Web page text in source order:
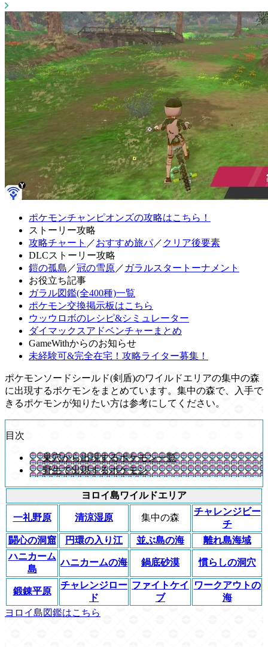
ポケモンチャンピオンズの攻略はこちら！
ストーリー攻略
攻略チャート ／おすすめ旅パ／ クリア後要素
DLCストーリー攻略
鎧の孤島 ／冠の雪原／ ガラルスタートーナメント
お役立ち記事
ガラル図鑑(全400種)一覧
ポケモン交換掲示板はこちら
ウッウロボのレシピ&シミュレーター
ダイマックスアドベンチャーまとめ
GameWithからのお知らせ
未経験可&完全在宅！攻略ライター募集！
ポケモンソードシールド(剣盾)のワイルドエリアの集中の森
に出現するポケモンをまとめています。集中の森で、入手で
きるポケモンが知りたい方は参考にしてください。
目次
巣穴から出現するポケモン一覧
野生で出現するポケモン
ヨロイ島ワイルドエリア
一礼野原 清涼湿原 集中の森
チャレンジビー
チ
闘心の洞窟
円環の入り江 並ぶ島の海
離れ島海域
ハニカーム
島
ハニカームの海 鍋底砂漠 慣らしの洞穴
鍛錬平原
チャレンジロー
ド
ファイトケイ
ブ
ワークアウトの
海
ヨロイ島図鑑はこちら